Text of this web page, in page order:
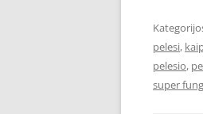
pelesi,
pelesio,
super